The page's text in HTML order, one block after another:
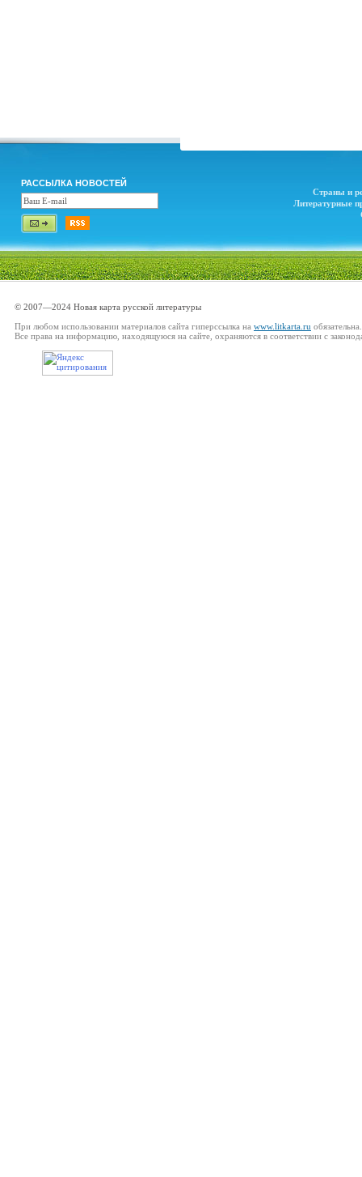
РАССЫЛКА НОВОСТЕЙ
Страны и
Литературные
© 2007—2024 Новая карта русской литературы
При любом использовании материалов сайта гиперссылка на www.litkarta.ru обязательна.
Все права на информацию, находящуюся на сайте, охраняются в соответствии с